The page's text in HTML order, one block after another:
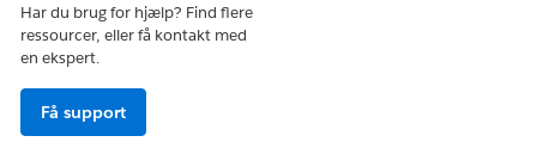
Har du brug for hjælp? Find flere
ressourcer, eller få kontakt med
en ekspert.
Få support